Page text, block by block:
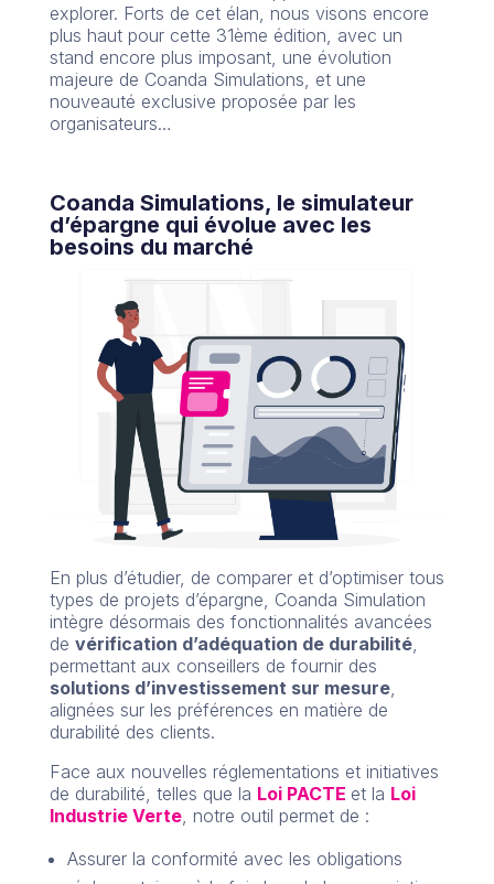
explorer. Forts de cet élan, nous visons encore
plus haut pour cette 31ème édition, avec un
stand encore plus imposant, une évolution
majeure de Coanda Simulations, et une
nouveauté exclusive proposée par les
organisateurs…
Coanda Simulations, le simulateur
d’épargne qui évolue avec les
besoins du marché
En plus d’étudier, de comparer et d’optimiser tous
types de projets d’épargne, Coanda Simulation
intègre désormais des fonctionnalités avancées
de vérification d’adéquation de durabilité,
permettant aux conseillers de fournir des
solutions d’investissement sur mesure,
alignées sur les préférences en matière de
durabilité des clients.
Face aux nouvelles réglementations et initiatives
de durabilité, telles que la Loi PACTE et la Loi
Industrie Verte, notre outil permet de :
Assurer la conformité avec les obligations